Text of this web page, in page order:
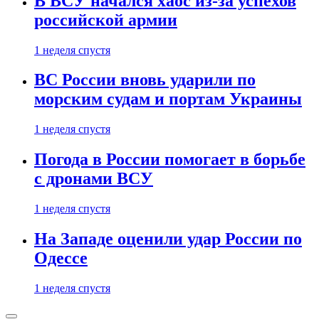
российской армии
1 неделя спустя
ВС России вновь ударили по
морским судам и портам Украины
1 неделя спустя
Погода в России помогает в борьбе
с дронами ВСУ
1 неделя спустя
На Западе оценили удар России по
Одессе
1 неделя спустя